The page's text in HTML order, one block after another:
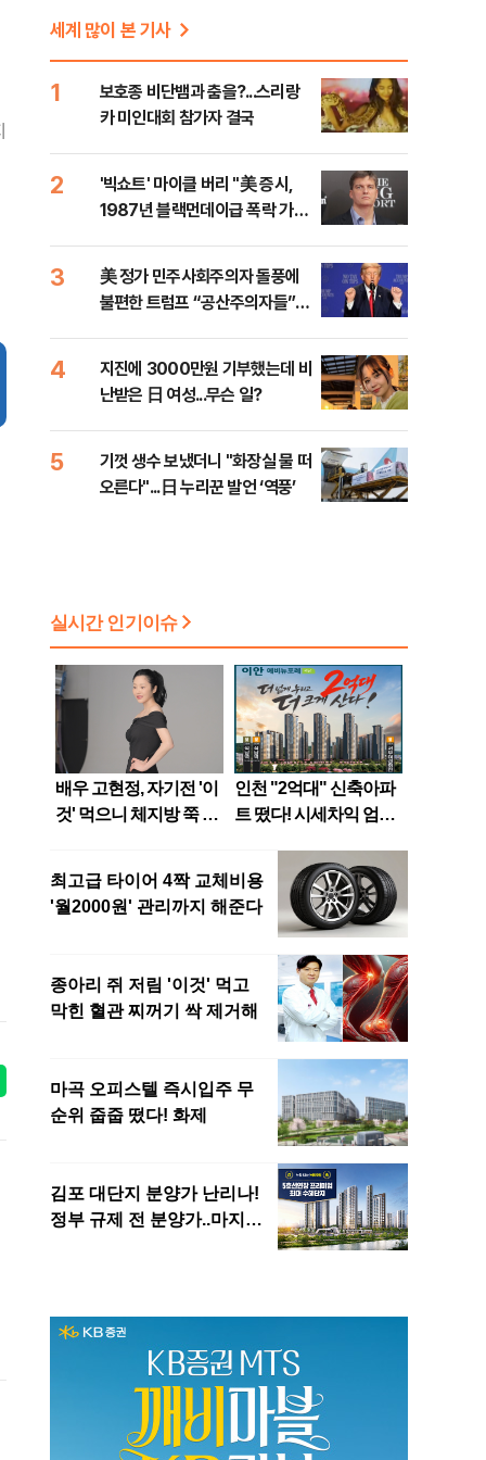
세계 많이 본 기사
1
보호종 비단뱀과 춤을?...스리랑
카 미인대회 참가자 결국
2
'빅쇼트' 마이클 버리 "美 증시,
1987년 블랙먼데이급 폭락 가능
3
美 정가 민주사회주의자 돌풍에
불편한 트럼프 “공산주의자들”
4
지진에 3000만원 기부했는데 비
난받은 日 여성...무슨 일?
5
기껏 생수 보냈더니 "화장실 물 떠
오른다"...日 누리꾼 발언 ‘역풍’